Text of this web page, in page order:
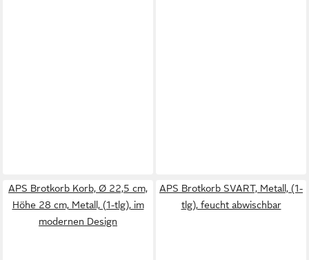
APS Brotkorb Korb, Ø 22,5 cm,
Höhe 28 cm, Metall, (1-tlg), im
modernen Design
APS Brotkorb SVART, Metall, (1-
tlg), feucht abwischbar